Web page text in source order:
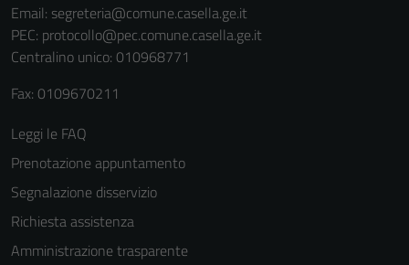
Email: segreteria@comune.casella.ge.it
PEC: protocollo@pec.comune.casella.ge.it
Centralino unico: 010968771
Fax: 0109670211
Leggi le FAQ
Prenotazione appuntamento
Segnalazione disservizio
Richiesta assistenza
Amministrazione trasparente